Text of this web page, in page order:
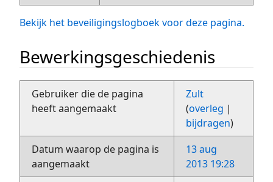
Bekijk het beveiligingslogboek voor deze pagina.
Bewerkingsgeschiedenis
Gebruiker die de pagina
heeft aangemaakt
Zult
(overleg |
bijdragen)
Datum waarop de pagina is
aangemaakt
13 aug
2013 19:28